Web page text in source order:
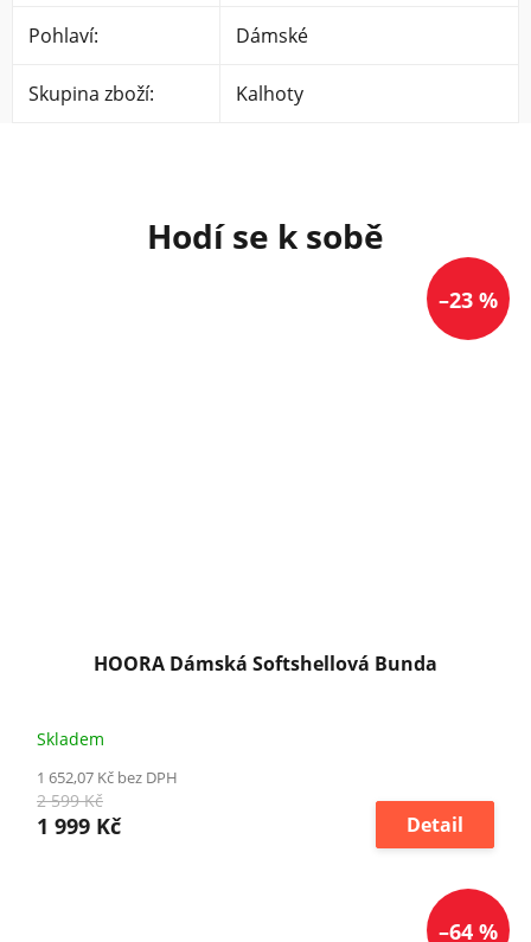
–23 %
HOORA Dámská Softshellová Bunda
Skladem
1 652,07 Kč bez DPH
2 599 Kč
1 999 Kč Detail
–64 %
Pohlaví: Dámské
Skupina zboží: Kalhoty